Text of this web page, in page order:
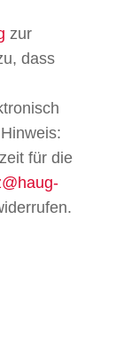
zur
dass
für die